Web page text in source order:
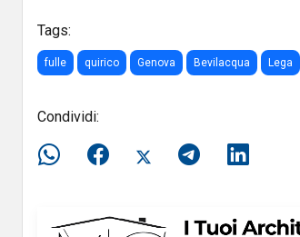
Tags:
fulle quirico Genova Bevilacqua Lega
Condividi: